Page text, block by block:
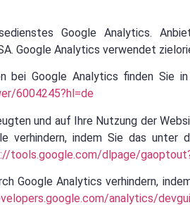
Google Analytics.
Google Analytics verwendet
bei Google Analytics finden Sie
6004245?hl=de
und auf Ihre Nutzung der
verhindern, indem Sie das unter
tools.google.com/dlpage/
Google Analytics verhindern,
analytics/